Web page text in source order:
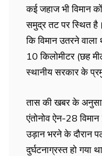
कई जहाज भी विमान
समुद्र तट पर स्थित
कि विमान उतरने
10 किलोमीटर (छह
स्थानीय सरकार के
तास की खबर के
एंतोनोव ऐन-28
उड़ान भरने के दौरान
दुर्घटनाग्रस्त हो गया